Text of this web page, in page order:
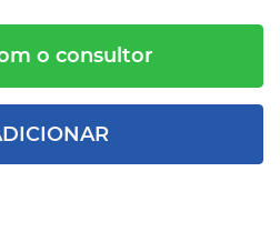
o consultor